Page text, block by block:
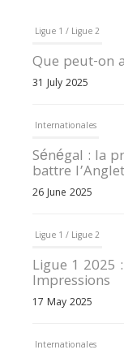
Ligue 1 / Ligue 2
Que peut-on
31 July 2025
Internationales
Sénégal : la
battre
26 June 2025
Ligue 1 / Ligue 2
Ligue 1 2025
Impressions
17 May 2025
Internationales